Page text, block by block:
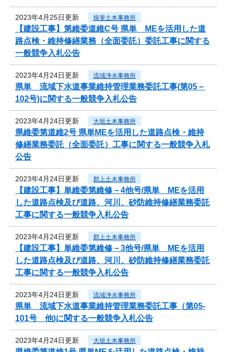
2023年4月25日更新 揖斐土木事務所
【建設工事】第維委道維C号 県単 MEを活用した道
路点検・維持修繕業務（全面委託）委託工事に関する
一般競争入札公告
2023年4月24日更新 流域浄水事務所
県単 流域下水道事業維持管理業務委託工事(第05－
102号)に関する一般競争入札公告
2023年4月24日更新 大垣土木事務所
県維委第道維2号 県単MEを活用した道路点検・維持
修繕業務委託（全面委託）工事に関する一般競争入札
公告
2023年4月24日更新 郡上土木事務所
【建設工事】単維委第維修－4他号/県単 MEを活用
した道路点検及び道路、河川、砂防維持修繕業務委託
工事に関する一般競争入札公告
2023年4月24日更新 郡上土木事務所
【建設工事】単維委第維修－3他号/県単 MEを活用
した道路点検及び道路、河川、砂防維持修繕業務委託
工事に関する一般競争入札公告
2023年4月24日更新 流域浄水事務所
県単 流域下水道事業維持管理業務委託工事（第05-
101号 他)に関する一般競争入札公告
2023年4月24日更新 大垣土木事務所